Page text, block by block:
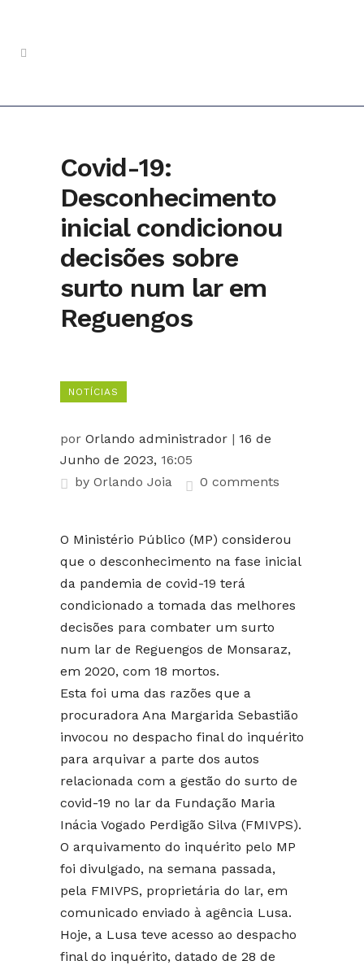
Covid-19:
Desconhecimento
inicial condicionou
decisões sobre
surto num lar em
Reguengos
NOTÍCIAS
por Orlando administrador | 16 de
Junho de 2023, 16:05
by Orlando Joia 0 comments
O Ministério Público (MP) considerou
que o desconhecimento na fase inicial
da pandemia de covid-19 terá
condicionado a tomada das melhores
decisões para combater um surto
num lar de Reguengos de Monsaraz,
em 2020, com 18 mortos.
Esta foi uma das razões que a
procuradora Ana Margarida Sebastião
invocou no despacho final do inquérito
para arquivar a parte dos autos
relacionada com a gestão do surto de
covid-19 no lar da Fundação Maria
Inácia Vogado Perdigão Silva (FMIVPS).
O arquivamento do inquérito pelo MP
foi divulgado, na semana passada,
pela FMIVPS, proprietária do lar, em
comunicado enviado à agência Lusa.
Hoje, a Lusa teve acesso ao despacho
final do inquérito, datado de 28 de